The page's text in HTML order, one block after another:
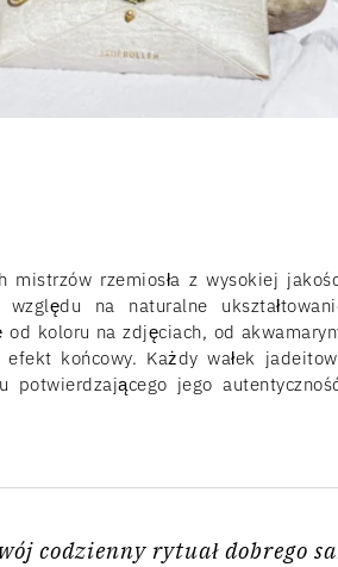
mistrzów rzemiosła z wysokiej
na naturalne
koloru na zdjęciach, od
końcowy. Każdy wałek
potwierdzającego jego
codzienny rytuał dobrego